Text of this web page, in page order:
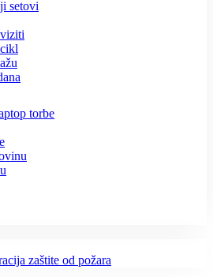
setovi
torbe
zaštite od požara